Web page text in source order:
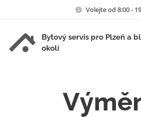
Volejte od 8:00 -
Bytový servis pro Plzeň a
okolí